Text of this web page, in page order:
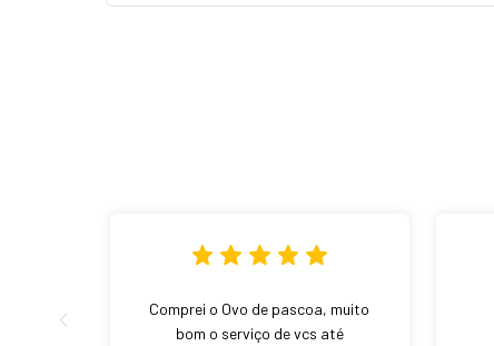
Comprei o Ovo de pascoa, muito
bom o serviço de vcs até